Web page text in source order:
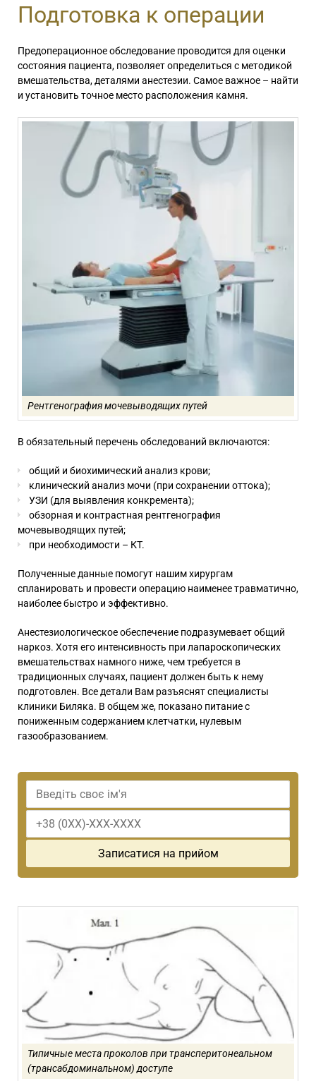
Подготовка к операции
Предоперационное обследование проводится для оценки
состояния пациента, позволяет определиться с методикой
вмешательства, деталями анестезии. Самое важное – найти
и установить точное место расположения камня.
Рентгенография мочевыводящих путей
В обязательный перечень обследований включаются:
общий и биохимический анализ крови;
клинический анализ мочи (при сохранении оттока);
УЗИ (для выявления конкремента);
обзорная и контрастная рентгенография
мочевыводящих путей;
при необходимости – КТ.
Полученные данные помогут нашим хирургам
спланировать и провести операцию наименее травматично,
наиболее быстро и эффективно.
Анестезиологическое обеспечение подразумевает общий
наркоз. Хотя его интенсивность при лапароскопических
вмешательствах намного ниже, чем требуется в
традиционных случаях, пациент должен быть к нему
подготовлен. Все детали Вам разъяснят специалисты
клиники Биляка. В общем же, показано питание с
пониженным содержанием клетчатки, нулевым
газообразованием.
Типичные места проколов при трансперитонеальном
(трансабдоминальном) доступе